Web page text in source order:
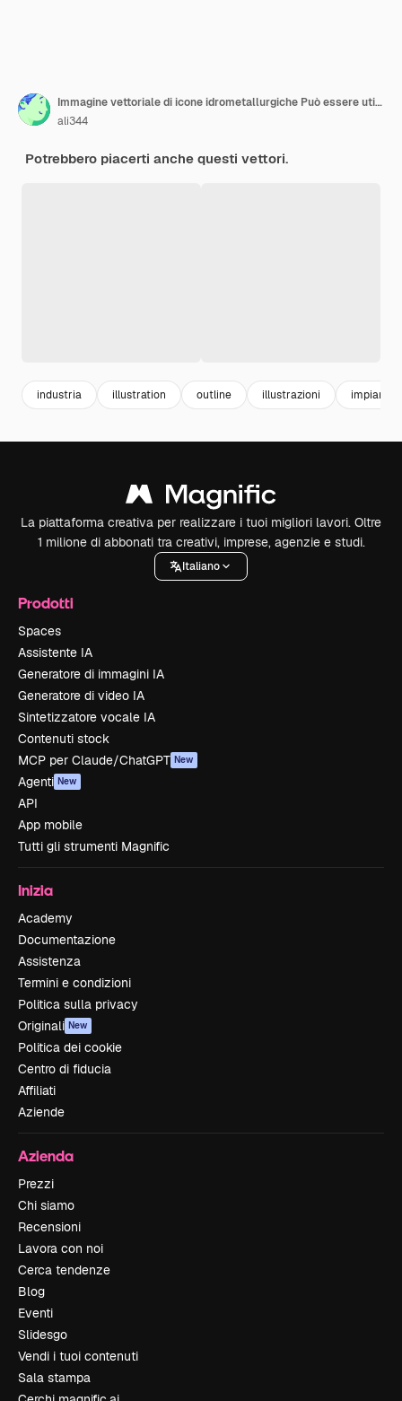
Immagine vettoriale di icone idrometallurgiche Può essere utilizzata per la metallurgia
ali344
Potrebbero piacerti anche questi vettori.
industria illustration outline illustrazioni impianti
La piattaforma creativa per realizzare i tuoi migliori lavori. Oltre
1 milione di abbonati tra creativi, imprese, agenzie e studi.
Italiano
Prodotti
Spaces
Assistente IA
Generatore di immagini IA
Generatore di video IA
Sintetizzatore vocale IA
Contenuti stock
MCP per Claude/ChatGPT New
Agenti New
API
App mobile
Tutti gli strumenti Magnific
Inizia
Academy
Documentazione
Assistenza
Termini e condizioni
Politica sulla privacy
Originali New
Politica dei cookie
Centro di fiducia
Affiliati
Aziende
Azienda
Prezzi
Chi siamo
Recensioni
Lavora con noi
Cerca tendenze
Blog
Eventi
Slidesgo
Vendi i tuoi contenuti
Sala stampa